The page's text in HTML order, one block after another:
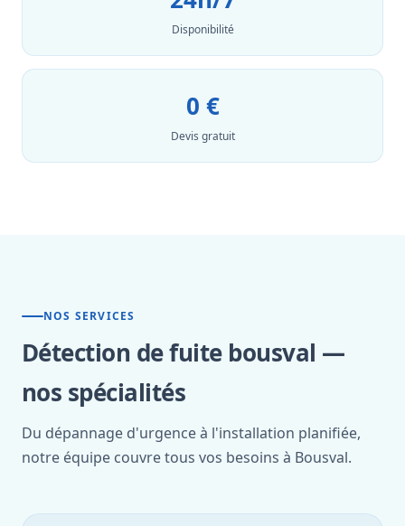
Disponibilité
0 €
Devis gratuit
NOS SERVICES
Détection de fuite bousval —
nos spécialités
Du dépannage d'urgence à l'installation planifiée,
notre équipe couvre tous vos besoins à Bousval.